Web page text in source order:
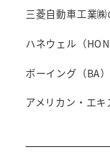
三菱自動車工業
ハネウェル（
ボーイング（BA
アメリカン・エ